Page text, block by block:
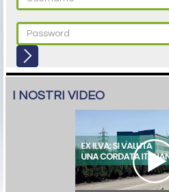
I NOSTRI VIDEO